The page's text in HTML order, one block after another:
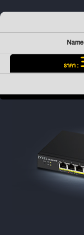
ราคา :